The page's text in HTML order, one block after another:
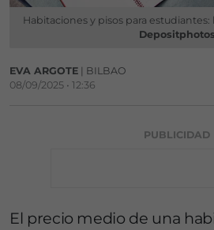
Habitaciones y pisos para estudiantes:
Depositphotos
EVA ARGOTE | BILBAO
08/09/2025 • 12:36
PUBLICIDAD
El precio medio de una